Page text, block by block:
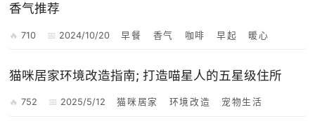
香气推荐
710 2024/10/20 早餐 香气 咖啡 早起 暖心
猫咪居家环境改造指南; 打造喵星人的五星级住所
752 2025/5/12 猫咪居家 环境改造 宠物生活